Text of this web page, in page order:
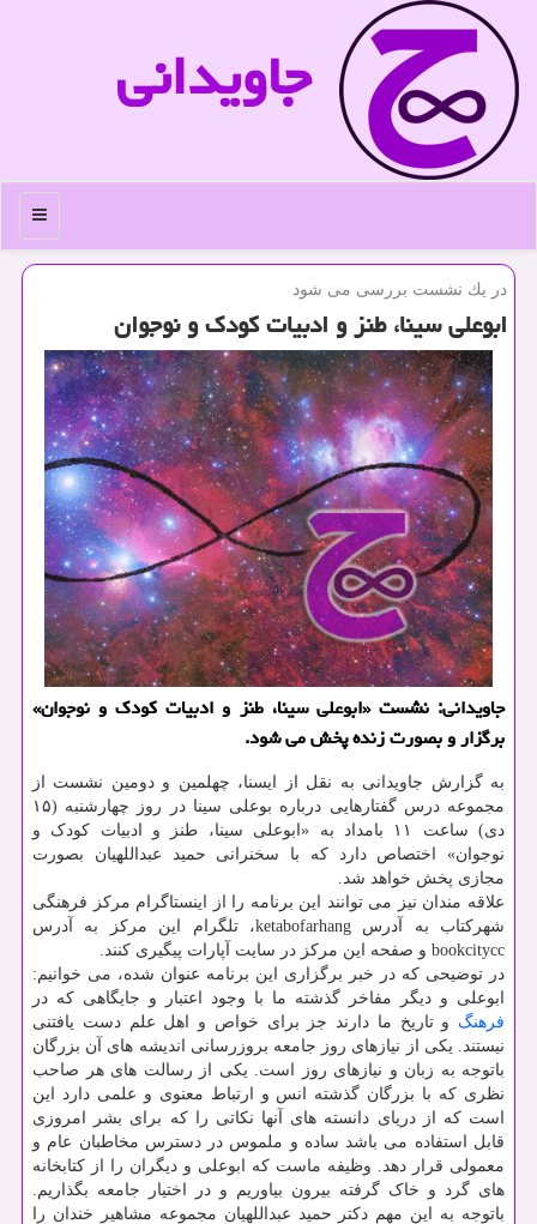
جاویدانی
منو
در یك نشست بررسی می شود
ابوعلی سینا، طنز و ادبیات کودک و نوجوان
جاویدانی: نشست «ابوعلی سینا، طنز و ادبیات کودک و نوجوان»
برگزار و بصورت زنده پخش می شود.
به گزارش جاویدانی به نقل از ایسنا، چهلمین و دومین نشست از
مجموعه درس گفتارهایی درباره بوعلی سینا در روز چهارشنبه (۱۵
دی) ساعت ۱۱ بامداد به «ابوعلی سینا، طنز و ادبیات کودک و
نوجوان» اختصاص دارد که با سخنرانی حمید عبداللهیان بصورت
مجازی پخش خواهد شد.
علاقه مندان نیز می توانند این برنامه را از اینستاگرام مرکز فرهنگی
شهرکتاب به آدرس ketabofarhang، تلگرام این مرکز به آدرس
bookcitycc و صفحه این مرکز در سایت آپارات پیگیری کنند.
در توضیحی که در خبر برگزاری این برنامه عنوان شده، می خوانیم:
ابوعلی و دیگر مفاخر گذشته ما با وجود اعتبار و جایگاهی که در
فرهنگ و تاریخ ما دارند جز برای خواص و اهل علم دست یافتنی
نیستند. یکی از نیازهای روز جامعه بروزرسانی اندیشه های آن بزرگان
باتوجه به زبان و نیازهای روز است. یکی از رسالت های هر صاحب
نظری که با بزرگان گذشته انس و ارتباط معنوی و علمی دارد این
است که از دریای دانسته های آنها نکاتی را که برای بشر امروزی
قابل استفاده می باشد ساده و ملموس در دسترس مخاطبان عام و
معمولی قرار دهد. وظیفه ماست که ابوعلی و دیگران را از کتابخانه
های گرد و خاک گرفته بیرون بیاوریم و در اختیار جامعه بگذاریم.
باتوجه به این مهم دکتر حمید عبداللهیان مجموعه مشاهیر خندان را